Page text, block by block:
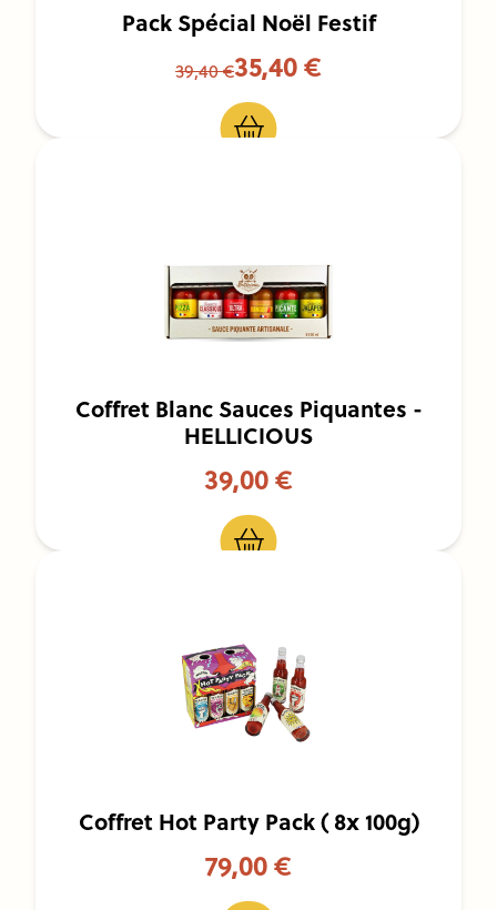
Pack Spécial Noël Festif
39,40 €35,40 €
Coffret Blanc Sauces Piquantes -
HELLICIOUS
39,00 €
Coffret Hot Party Pack ( 8x 100g)
79,00 €